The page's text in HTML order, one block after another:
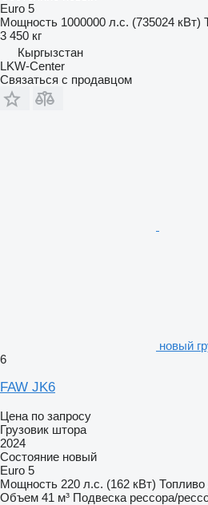
Euro 5
Мощность 1000000 л.с. (735024 кВт)
3 450 кг
Кыргызстан
LKW-Center
Связаться с продавцом
новый
6
FAW JK6
Цена по запросу
Грузовик штора
2024
Состояние новый
Euro 5
Мощность 220 л.с. (162 кВт) Топливо
Объем 41 м³ Подвеска рессора/